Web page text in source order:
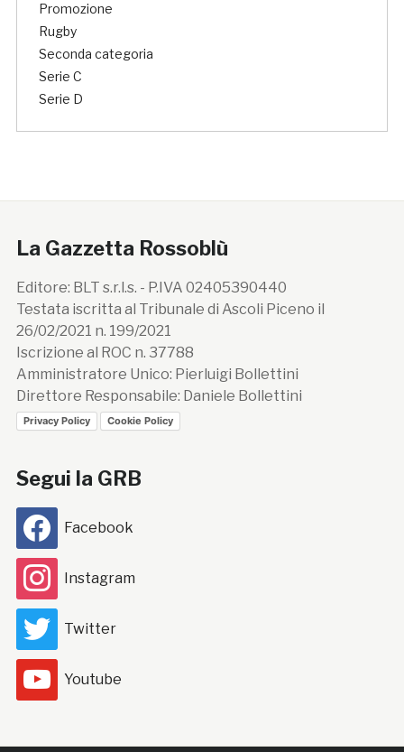
Promozione
Rugby
Seconda categoria
Serie C
Serie D
La Gazzetta Rossoblù
Editore: BLT s.r.l.s. - P.IVA 02405390440
Testata iscritta al Tribunale di Ascoli Piceno il
26/02/2021 n. 199/2021
Iscrizione al ROC n. 37788
Amministratore Unico: Pierluigi Bollettini
Direttore Responsabile: Daniele Bollettini
Privacy Policy Cookie Policy
Segui la GRB
Facebook
Instagram
Twitter
Youtube